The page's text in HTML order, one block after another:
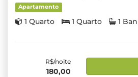
Apartamento
1 Quarto 1 Quarto 1
R$/noite
180,00